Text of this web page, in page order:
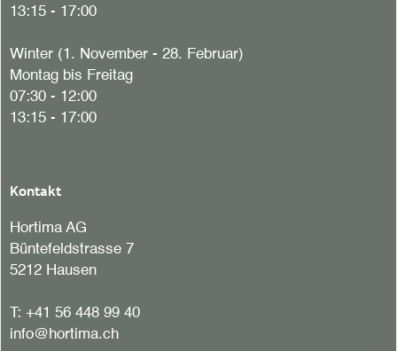
13:15 - 17:00
Winter (1. November - 28. Februar)
Montag bis Freitag
07:30 - 12:00
13:15 - 17:00
Kontakt
Hortima AG
Büntefeldstrasse 7
5212 Hausen
T: +41 56 448 99 40
info@hortima.ch